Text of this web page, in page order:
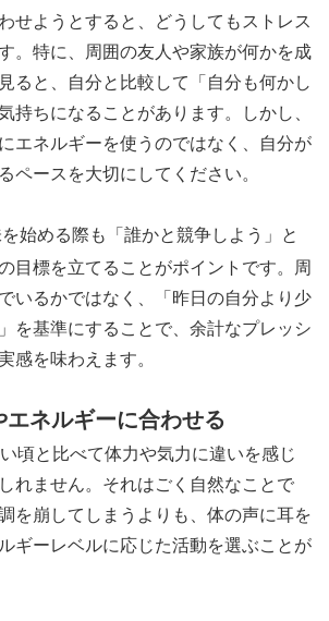
せようとすると、どうしてもストレス
。特に、周囲の友人や家族が何かを成
ると、自分と比較して「自分も何かし
持ちになることがあります。しかし、
エネルギーを使うのではなく、自分が
ペースを大切にしてください。
始める際も「誰かと競争しよう」と
目標を立てることがポイントです。周
いるかではなく、「昨日の自分より少
を基準にすることで、余計なプレッシ
感を味わえます。
エネルギーに合わせる
頃と比べて体力や気力に違いを感じ
れません。それはごく自然なことで
を崩してしまうよりも、体の声に耳を
ギーレベルに応じた活動を選ぶことが